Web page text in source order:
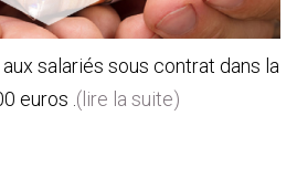
salariés sous contrat dans la
euros . (lire la suite)